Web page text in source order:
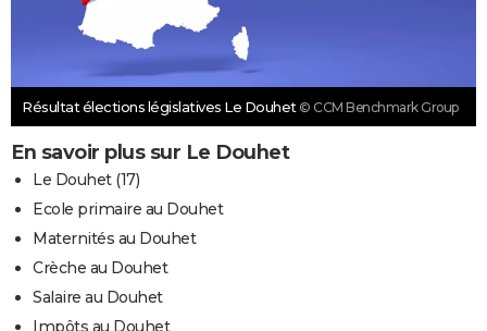
Résultat élections législatives Le Douhet © CCM Benchmark Group
En savoir plus sur Le Douhet
Le Douhet (17)
Ecole primaire au Douhet
Maternités au Douhet
Crèche au Douhet
Salaire au Douhet
Impôts au Douhet